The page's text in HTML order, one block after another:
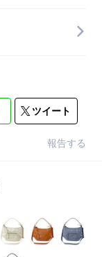
ツイート
報告する